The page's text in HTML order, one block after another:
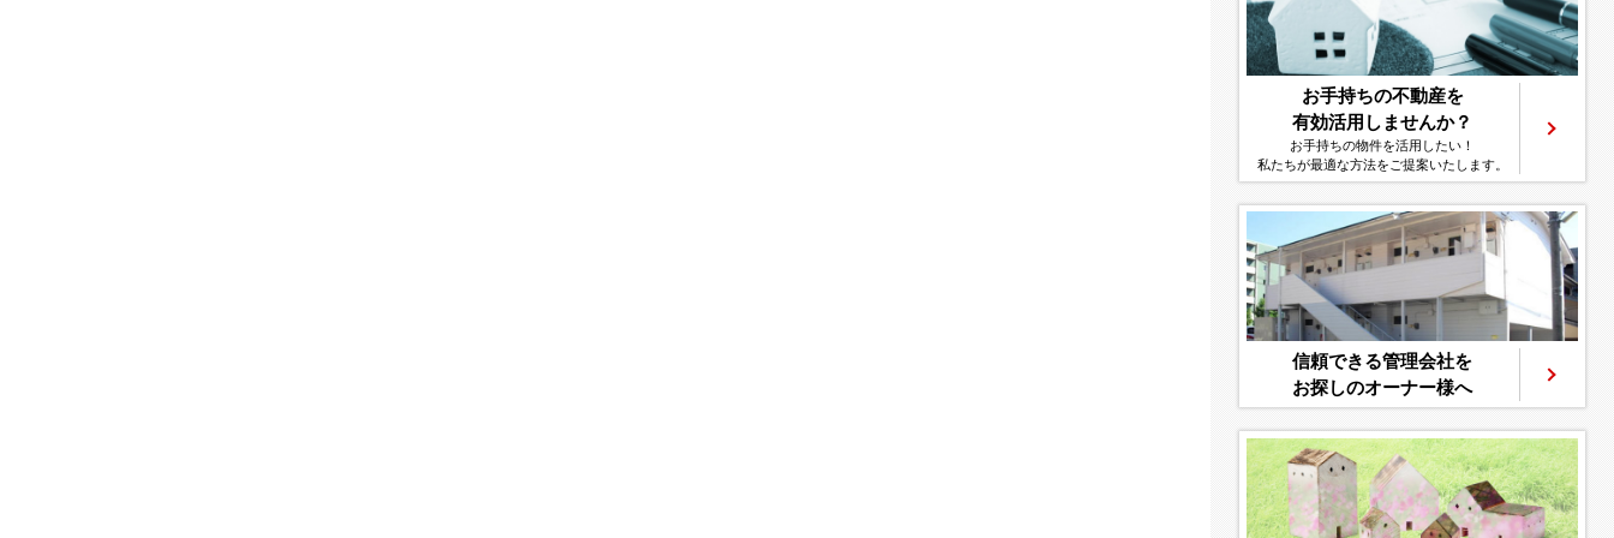
お手持ちの不動産を
有効活用しませんか？
お手持ちの物件を活用したい！
私たちが最適な方法をご提案いたします。
信頼できる管理会社を
お探しのオーナー様へ